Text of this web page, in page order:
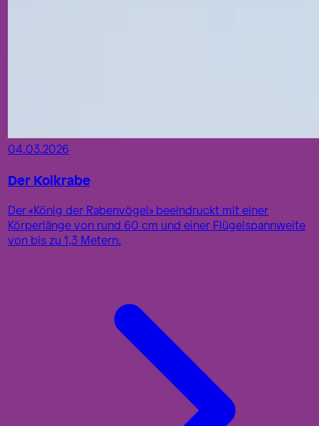
04.03.2026
Der Kolkrabe
Der «König der Rabenvögel» beeindruckt mit einer
Körperlänge von rund 60 cm und einer Flügelspannweite
von bis zu 1,3 Metern.